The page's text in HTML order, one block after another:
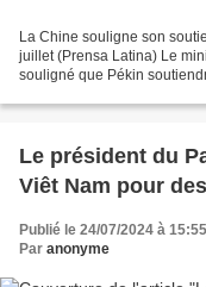
La Chine souligne son
juillet (Prensa Latina) Le
souligné que Pékin
Le président du
Viêt Nam pour
Publié le 24/07/2024 à 15:55
Par anonyme